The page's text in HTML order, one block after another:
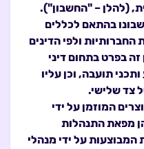
(להלן – "החשבון").
בהתאם לכללים
ולפי הדינים
בפרט בתחום דיני
תועבה, וכן עליו
צד שלישי.
המוזמן על ידי
מפאת התנהלות
המבוצעות על ידי מנהלי